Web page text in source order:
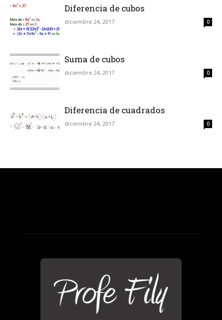
Diferencia de cubos
diciembre 24, 2017 0
Suma de cubos
diciembre 24, 2017 0
Diferencia de cuadrados
diciembre 24, 2017 0